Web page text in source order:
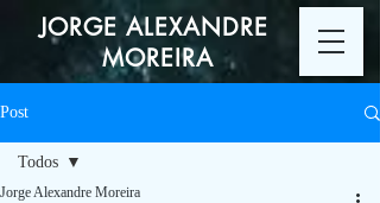
JORGE ALEXANDRE
MOREIRA
Post
Todos
Jorge Alexandre Moreira